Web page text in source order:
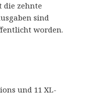
die zehnte
sind
worden.
und 11 XL-